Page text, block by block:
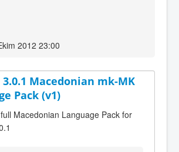
2012 23:00
3.0.1 Macedonian mk-MK
Pack (v1)
Macedonian Language Pack for